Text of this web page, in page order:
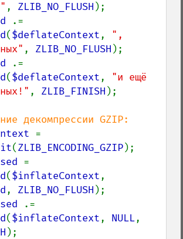
, ZLIB_NO_FLUSH
($deflateContext, ",
, ZLIB_NO_FLUSH
($deflateContext, "и ещё
, ZLIB_FINISH );
(ZLIB_ENCODING_GZIP
($inflateContext
, ZLIB_NO_FLUSH
($inflateContext, NULL
);